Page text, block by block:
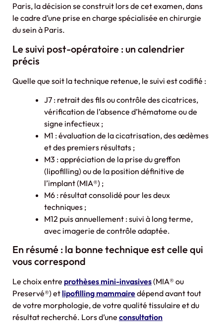
Paris, la décision se construit lors de cet examen, dans
le cadre d’une prise en charge spécialisée en chirurgie
du sein à Paris.
Le suivi post-opératoire : un calendrier
précis
Quelle que soit la technique retenue, le suivi est codifié :
J7 : retrait des fils ou contrôle des cicatrices,
vérification de l’absence d’hématome ou de
signe infectieux ;
M1 : évaluation de la cicatrisation, des œdèmes
et des premiers résultats ;
M3 : appréciation de la prise du greffon
(lipofilling) ou de la position définitive de
l’implant (MIA®) ;
M6 : résultat consolidé pour les deux
techniques ;
M12 puis annuellement : suivi à long terme,
avec imagerie de contrôle adaptée.
En résumé : la bonne technique est celle qui
vous correspond
Le choix entre prothèses mini-invasives(MIA® ou
Preservé®) et lipofilling mammairedépend avant tout
de votre morphologie, de votre qualité tissulaire et du
résultat recherché. Lors d’une consultation